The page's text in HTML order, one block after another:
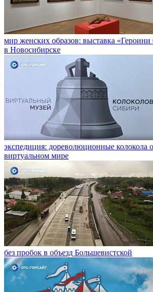
мир женских образов: выставка «Героини
в Новосибирске
экспедиция: дореволюционные колокола
виртуальном мире
без пробок в объезд Большевистской